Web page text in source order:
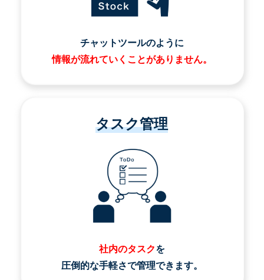
チャットツールのように
情報が流れていくことがありません。
タスク管理
社内のタスクを
圧倒的な手軽さで管理できます。